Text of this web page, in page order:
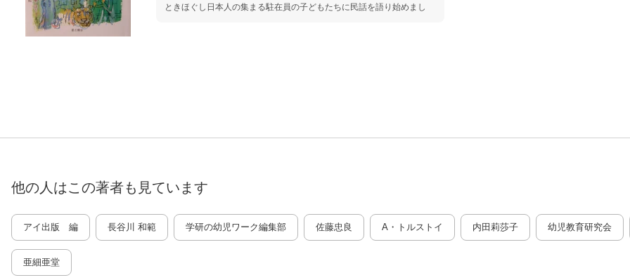
ときほぐし日本人の集まる駐在員の子どもたちに民話を語り始めまし
他の人はこの著者も見ています
アイ出版 編 長谷川 和範 学研の幼児ワーク編集部 佐藤忠良 A・トルストイ 内田莉莎子 幼児教育研究会
亜細亜堂